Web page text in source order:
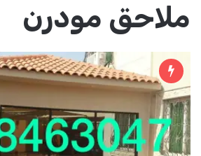
ملاحق مودرن